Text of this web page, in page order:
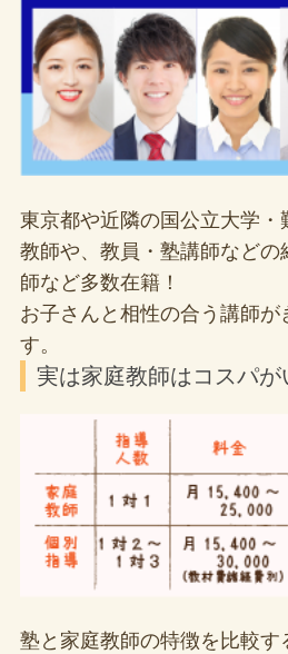
東京都や近隣の国公立大学・
教師や、教員・塾講師などの
師など多数在籍！
お子さんと相性の合う講師が
す。
実は家庭教師はコスパが
塾と家庭教師の特徴を比較す